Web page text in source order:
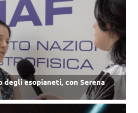
degli esopianeti, con Serena